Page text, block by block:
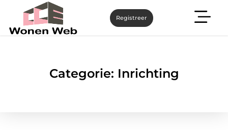
Registreer
Categorie: Inrichting